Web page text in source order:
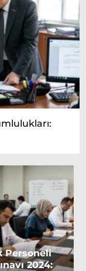
Personeli
2024: